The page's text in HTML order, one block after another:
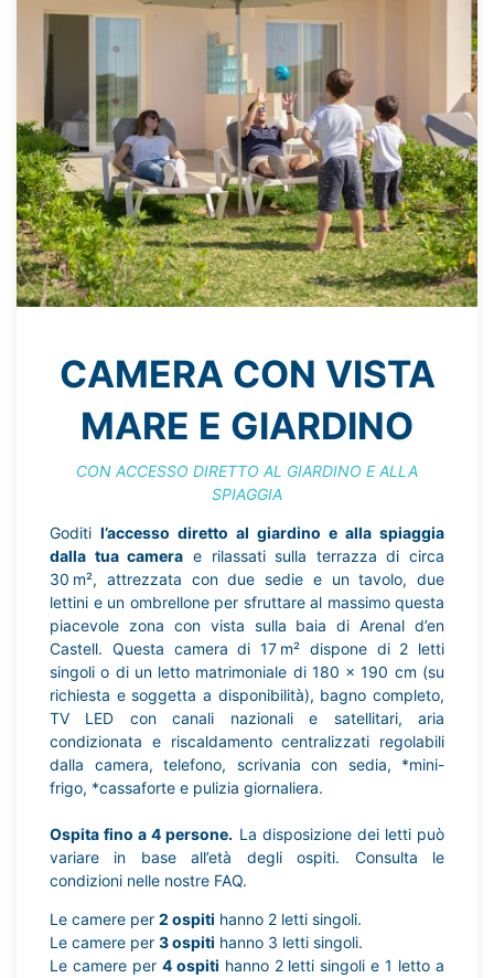
CAMERA CON VISTA
MARE E GIARDINO
CON ACCESSO DIRETTO AL GIARDINO E ALLA
SPIAGGIA
Goditi l’accesso diretto al giardino e alla spiaggia
dalla tua camera e rilassati sulla terrazza di circa
30 m², attrezzata con due sedie e un tavolo, due
lettini e un ombrellone per sfruttare al massimo questa
piacevole zona con vista sulla baia di Arenal d’en
Castell. Questa camera di 17 m² dispone di 2 letti
singoli o di un letto matrimoniale di 180 x 190 cm (su
richiesta e soggetta a disponibilità), bagno completo,
TV LED con canali nazionali e satellitari, aria
condizionata e riscaldamento centralizzati regolabili
dalla camera, telefono, scrivania con sedia, *mini-
frigo, *cassaforte e pulizia giornaliera.
Ospita fino a 4 persone. La disposizione dei letti può
variare in base all’età degli ospiti. Consulta le
condizioni nelle nostre FAQ.
Le camere per 2 ospiti hanno 2 letti singoli.
Le camere per 3 ospiti hanno 3 letti singoli.
Le camere per 4 ospiti hanno 2 letti singoli e 1 letto a